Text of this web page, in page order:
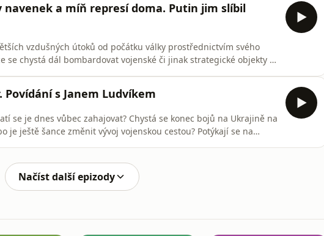
navenek a míň represí doma. Putin jim slíbil
vzdušných útoků od počátku války prostřednictvím svého
se chystá dál bombardovat vojenské či jinak strategické objekty v
Neoficiálně Putin řeší nepříjemnou kombinaci špatné nálady
Povídání s Janem Ludvíkem
se je dnes vůbec zahajovat? Chystá se konec bojů na Ukrajině na
je ještě šance změnit vývoj vojenskou cestou? Potýkají se na
Načíst další epizody